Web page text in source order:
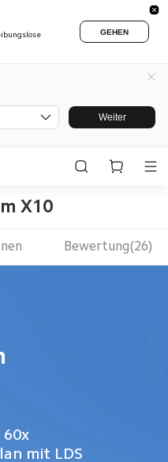
GEHEN
Weiter
X10
Bewertung(26)
mit LDS